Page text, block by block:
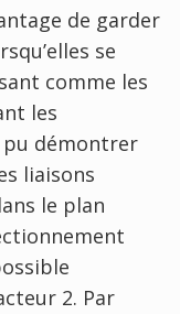
de garder
se
comme les
les
démontrer
liaisons
le plan
2. Par